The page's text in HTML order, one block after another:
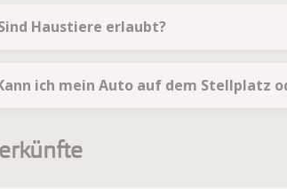
Haustiere erlaubt?
ich mein Auto auf dem